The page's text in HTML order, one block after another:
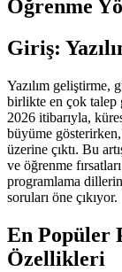
Öğrenme
Giriş:
Yazılım geliştirme,
birlikte en çok talep
2026 itibarıyla,
büyüme
üzerine çıktı. Bu
ve öğrenme
programlama
soruları öne çıkıyor.
En Popüler
Özellikleri